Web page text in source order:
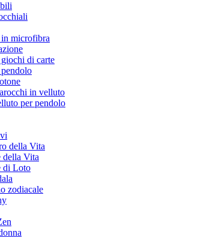
microfibra
di carte
in velluto
per pendolo
della Vita
della Vita
di Loto
zodiacale